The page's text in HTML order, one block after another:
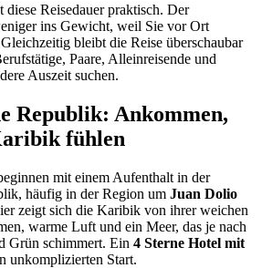
diese Reisedauer praktisch. Der
ins Gewicht, weil Sie vor Ort
bleibt die Reise überschaubar
Paare, Alleinreisende und
Auszeit suchen.
Republik: Ankommen,
fühlen
mit einem Aufenthalt in der
häufig in der Region um Juan Dolio
zeigt sich die Karibik von ihrer weichen
warme Luft und ein Meer, das je nach
Grün schimmert. Ein 4 Sterne Hotel mit
unkomplizierten Start.